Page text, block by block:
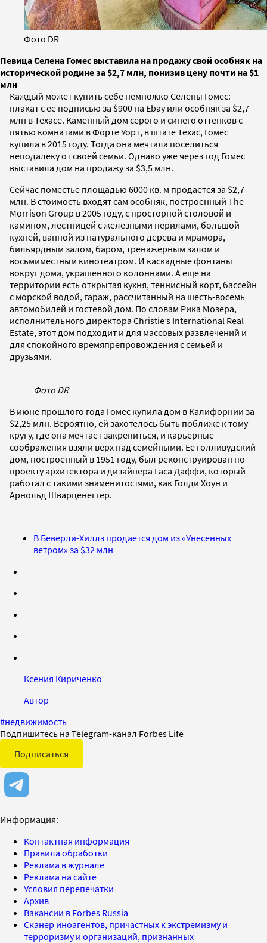
Фото DR
Певица Селена Гомес выставила на продажу свой особняк на
исторической родине за $2,7 млн, понизив цену почти на $1
млн
Каждый может купить себе немножко Селены Гомес:
плакат с ее подписью за $900 на Ebay или особняк за $2,7
млн в Техасе. Каменный дом серого и синего оттенков с
пятью комнатами в Форте Уорт, в штате Техас, Гомес
купила в 2015 году. Тогда она мечтала поселиться
неподалеку от своей семьи. Однако уже через год Гомес
выставила дом на продажу за $3,5 млн.
Сейчас поместье площадью 6000 кв. м продается за $2,7
млн. В стоимость входят сам особняк, построенный The
Morrison Group в 2005 году, с просторной столовой и
камином, лестницей с железными перилами, большой
кухней, ванной из натурального дерева и мрамора,
бильярдным залом, баром, тренажерным залом и
восьмиместным кинотеатром. И каскадные фонтаны
вокруг дома, украшенного колоннами. А еще на
территории есть открытая кухня, теннисный корт, бассейн
с морской водой, гараж, рассчитанный на шесть-восемь
автомобилей и гостевой дом. По словам Рика Мозера,
исполнительного директора Christie’s International Real
Estate, этот дом подходит и для массовых развлечений и
для спокойного времяпрепровождения с семьей и
друзьями.
Фото DR
В июне прошлого года Гомес купила дом в Калифорнии за
$2,25 млн. Вероятно, ей захотелось быть поближе к тому
кругу, где она мечтает закрепиться, и карьерные
соображения взяли верх над семейными. Ее голливудский
дом, построенный в 1951 году, был реконструирован по
проекту архитектора и дизайнера Гаса Даффи, который
работал с такими знаменитостями, как Голди Хоун и
Арнольд Шварценеггер.
В Беверли-Хиллз продается дом из «Унесенных
ветром» за $32 млн
Ксения Кириченко
Автор
#недвижимость
Подпишитесь на Telegram-канал Forbes Life
Подписаться
Информация:
Контактная информация
Правила обработки
Реклама в журнале
Реклама на сайте
Условия перепечатки
Архив
Вакансии в Forbes Russia
Сканер иноагентов, причастных к экстремизму и
терроризму и организаций, признанных